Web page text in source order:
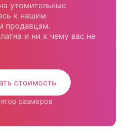
утомительные
к нашим
продавцам.
и ни к чему вас не
стоимость
размеров